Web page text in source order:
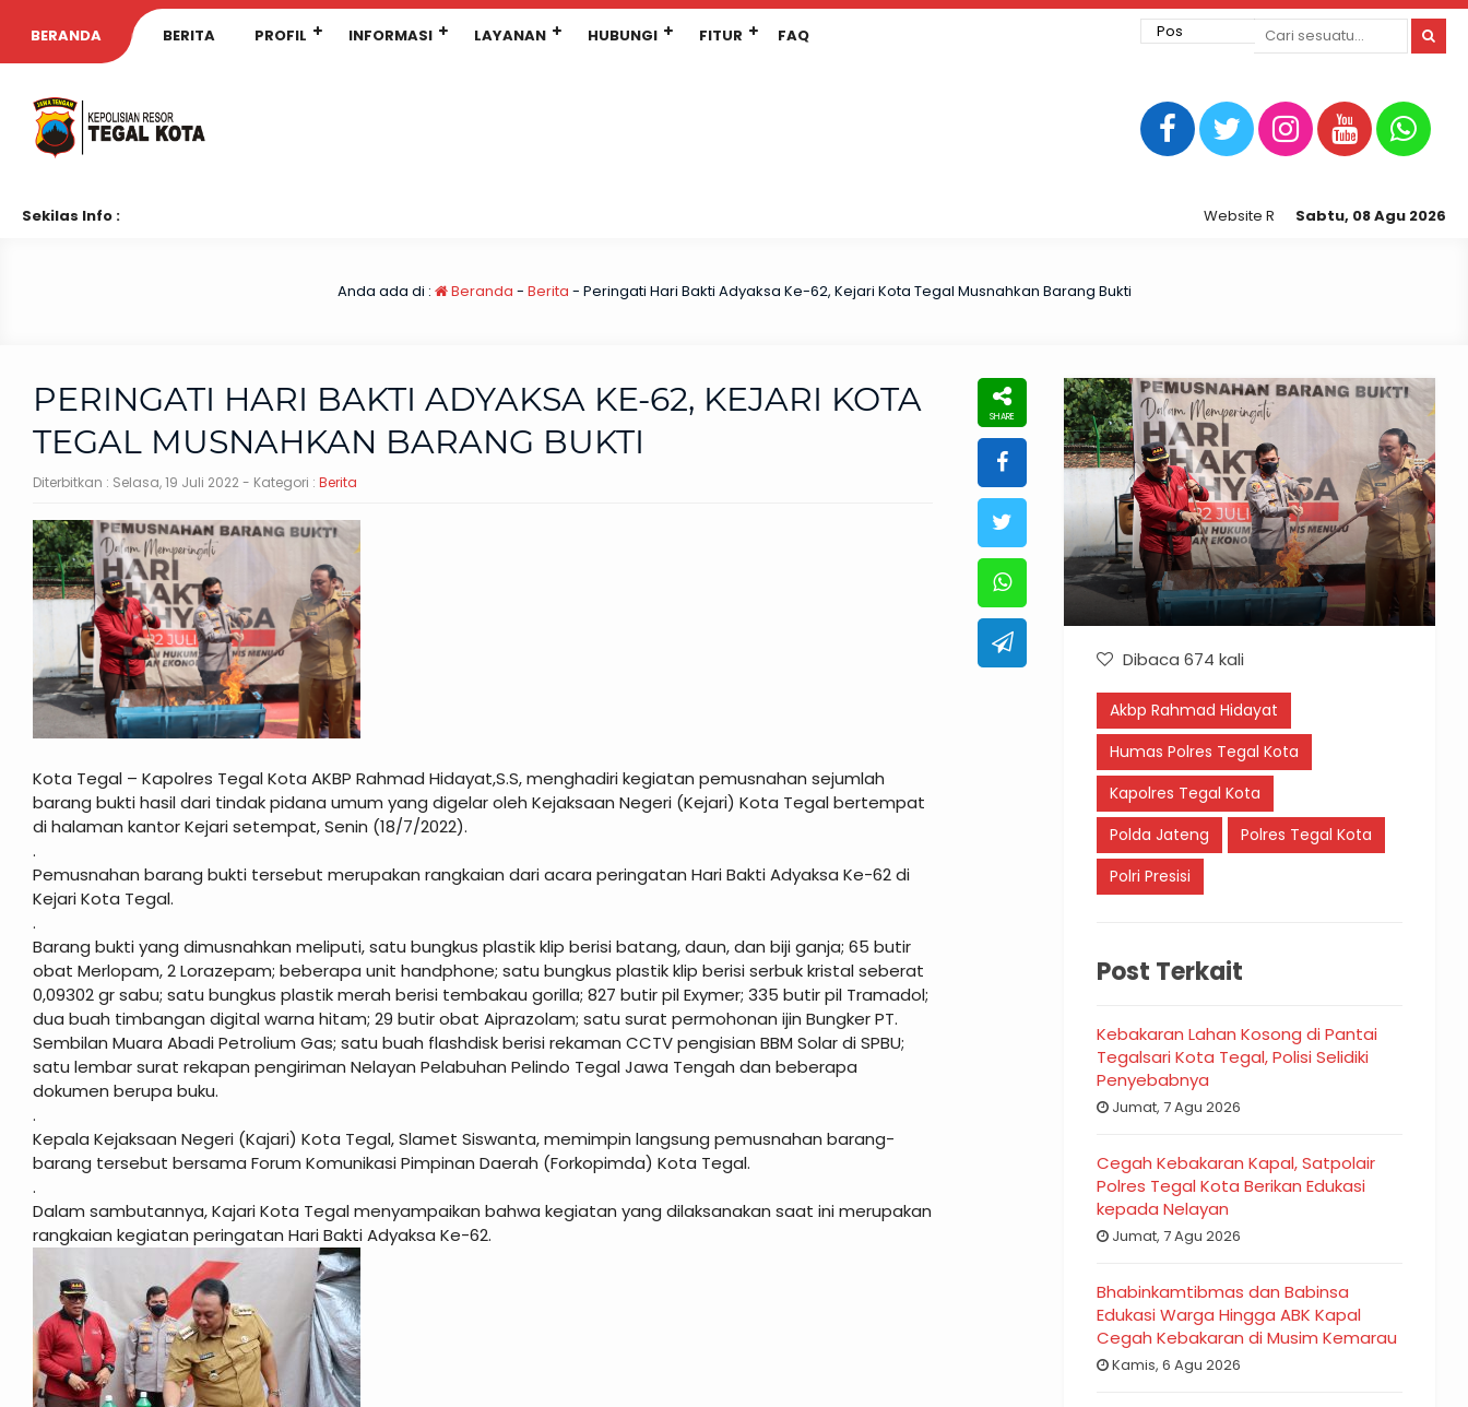
BERANDA BERITA PROFIL INFORMASI LAYANAN HUBUNGI FITUR FAQ
Sekilas Info : Sabtu, 08 Agu 2026
Website Resmi Kepolisian Resor Tegal
Anda ada di : Beranda - Berita - Peringati Hari Bakti Adyaksa Ke-62, Kejari Kota Tegal Musnahkan Barang Bukti
PERINGATI HARI BAKTI ADYAKSA KE-62, KEJARI KOTA
TEGAL MUSNAHKAN BARANG BUKTI
Diterbitkan : Selasa, 19 Juli 2022- Kategori : Berita
Kota Tegal – Kapolres Tegal Kota AKBP Rahmad Hidayat,S.S, menghadiri kegiatan pemusnahan sejumlah
barang bukti hasil dari tindak pidana umum yang digelar oleh Kejaksaan Negeri (Kejari) Kota Tegal bertempat
di halaman kantor Kejari setempat, Senin (18/7/2022).
.
Pemusnahan barang bukti tersebut merupakan rangkaian dari acara peringatan Hari Bakti Adyaksa Ke-62 di
Kejari Kota Tegal.
.
Barang bukti yang dimusnahkan meliputi, satu bungkus plastik klip berisi batang, daun, dan biji ganja; 65 butir
obat Merlopam, 2 Lorazepam; beberapa unit handphone; satu bungkus plastik klip berisi serbuk kristal seberat
0,09302 gr sabu; satu bungkus plastik merah berisi tembakau gorilla; 827 butir pil Exymer; 335 butir pil Tramadol;
dua buah timbangan digital warna hitam; 29 butir obat Aiprazolam; satu surat permohonan ijin Bungker PT.
Sembilan Muara Abadi Petrolium Gas; satu buah flashdisk berisi rekaman CCTV pengisian BBM Solar di SPBU;
satu lembar surat rekapan pengiriman Nelayan Pelabuhan Pelindo Tegal Jawa Tengah dan beberapa
dokumen berupa buku.
.
Kepala Kejaksaan Negeri (Kajari) Kota Tegal, Slamet Siswanta, memimpin langsung pemusnahan barang-
barang tersebut bersama Forum Komunikasi Pimpinan Daerah (Forkopimda) Kota Tegal.
.
Dalam sambutannya, Kajari Kota Tegal menyampaikan bahwa kegiatan yang dilaksanakan saat ini merupakan
rangkaian kegiatan peringatan Hari Bakti Adyaksa Ke-62.
Dibaca 674 kali
Akbp Rahmad Hidayat
Humas Polres Tegal Kota
Kapolres Tegal Kota
Polda Jateng
Polres Tegal Kota
Polri Presisi
Post Terkait
Kebakaran Lahan Kosong di Pantai
Tegalsari Kota Tegal, Polisi Selidiki
Penyebabnya
Jumat, 7 Agu 2026
Cegah Kebakaran Kapal, Satpolair
Polres Tegal Kota Berikan Edukasi
kepada Nelayan
Jumat, 7 Agu 2026
Bhabinkamtibmas dan Babinsa
Edukasi Warga Hingga ABK Kapal
Cegah Kebakaran di Musim Kemarau
Kamis, 6 Agu 2026